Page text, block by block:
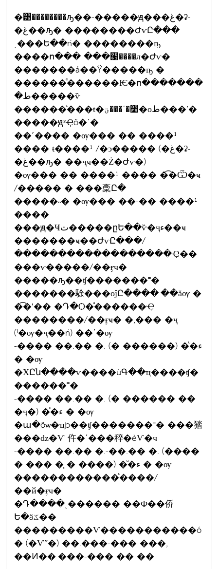
�͹��������ԡ��-�����ԭ���غ�ʡ-
�غ��ԡ� ��������ԺѵԸ���
ͺ���Ե��ǹ� ��������ҧ
����ո��� ���๡����л�Ժѵ�
�������á��Ÿ�����ҧ �
������ͤ������Ѥ�ո�������
�ط�����ѷ
������ͨ���ŧ�׺�ʹ���ؾ�оط���ʹ�
�����ԭʶҾõ�ʹ�
��˹���� �ѹ��� �� ����¹
���� ŧ����¹ /�ͻ����� (�غ�ʡ-
�غ��ԡ� ��ҷҹ��Ż�Ժѵ�)
�ѹ��� �� ����¹ ���� �͡�Ѿ�ҹ
/����� � ���稾Ը�
�����˵� �ѹ��� ��-�� ����¹
����
���ԭ�Ҹت�����ըԵ��ѷ�ҷء��ҹ
�������ҹ��ԺѵԸ���/
������������������Ҿ��
���ѵ�����/��ӻҹ�
�����ԡ��ʧ�������˭�
�������駼���оĵԸ����·��ǡѹ �
�͡�ʹ�� �Դ�Ѻ�ͧ������Ҿ
��������/��ӻҹ� �,��� �ҷ
(ˡ�ѹ�ҷ��ǹ) ��ʹ�ѹ
-���� ��.�� �. (� ������) �ͧ�ء
� �ѹ
�ӾԸն����ѵ����úԳ��ҵ����ʧ�
������˭�
-���� ��.�� �. (� ������ ��
�ҷ�) �ͧ�ء � �ѹ
�ա�õѡ�ҵþ��ʧ�������˭� ���㹺
���ǳ�Ѵ 仵�ʹ���稡�èѴ�ҹ
-���� ��.�� �.-��.�� �. (����
� ��� �֧ � ����) �ͧ�ء � �ѹ
������������ͧ����/
��й�ӻҹ�
�Դ����ͺ������ ��Ф��侨
Ե�äػ��
���������Ѵ�����������ó
� (�Ѵʺ�) ��.���-��� ���,
��Ͷ��.���-��� �� ��.